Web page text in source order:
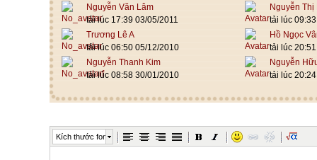
Nguyễn Văn Lâm
tải lúc 17:39 03/05/2011
Nguyễn Thị
tải lúc
Trương Lê A
tải lúc 06:50 05/12/2010
Hồ Ngọc
tải lúc
Nguyễn Thanh Kim
tải lúc 08:58 30/01/2010
Nguyễn
tải lúc
Kích thước font